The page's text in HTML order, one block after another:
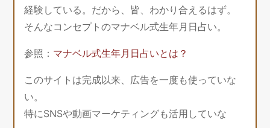
経験している。だから、皆、わかり合えるはず。
そんなコンセプトのマナベル式生年月日占い。
参照： マナベル式生年月日占いとは？
このサイトは完成以来、広告を一度も使っていな
い。
特にSNSや動画マーケティングも活用していな